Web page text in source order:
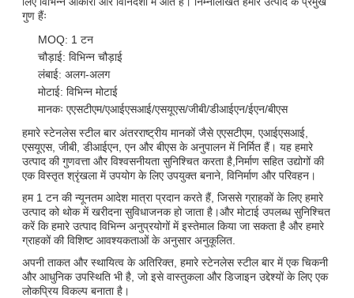
गुण हैंः
MOQ: 1 टन
चौड़ाई: विभिन्न चौड़ाई
लंबाई: अलग-अलग
मोटाई: विभिन्न मोटाई
मानकः एएसटीएम/एआईएसआई/एसयूएस/जीबी/डीआईएन/ईएन/बीएस
हमारे स्टेनलेस स्टील बार अंतरराष्ट्रीय मानकों जैसे एएसटीएम, एआईएसआई,
एसयूएस, जीबी, डीआईएन, एन और बीएस के अनुपालन में निर्मित हैं। यह हमारे
उत्पाद की गुणवत्ता और विश्वसनीयता सुनिश्चित करता है,निर्माण सहित उद्योगों की
एक विस्तृत श्रृंखला में उपयोग के लिए उपयुक्त बनाने, विनिर्माण और परिवहन।
हम 1 टन की न्यूनतम आदेश मात्रा प्रदान करते हैं, जिससे ग्राहकों के लिए हमारे
उत्पाद को थोक में खरीदना सुविधाजनक हो जाता है।और मोटाई उपलब्ध सुनिश्चित
करें कि हमारे उत्पाद विभिन्न अनुप्रयोगों में इस्तेमाल किया जा सकता है और हमारे
ग्राहकों की विशिष्ट आवश्यकताओं के अनुसार अनुकूलित.
अपनी ताकत और स्थायित्व के अतिरिक्त, हमारे स्टेनलेस स्टील बार में एक चिकनी
और आधुनिक उपस्थिति भी है, जो इसे वास्तुकला और डिजाइन उद्देश्यों के लिए एक
लोकप्रिय विकल्प बनाता है।